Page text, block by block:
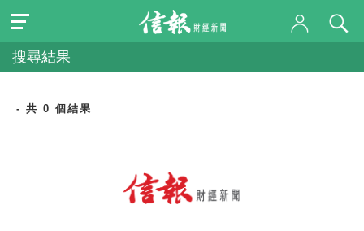
搜尋結果
- 共 0 個結果